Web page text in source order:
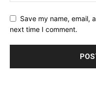
Save my name, email,
next time I comment.